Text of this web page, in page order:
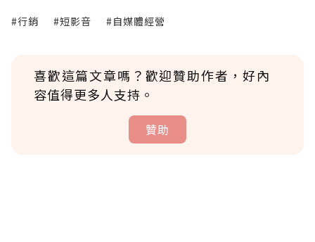
#行銷 #短影音 #自媒體經營
喜歡這篇文章嗎？歡迎贊助作者，好內
容值得更多人支持。
贊助